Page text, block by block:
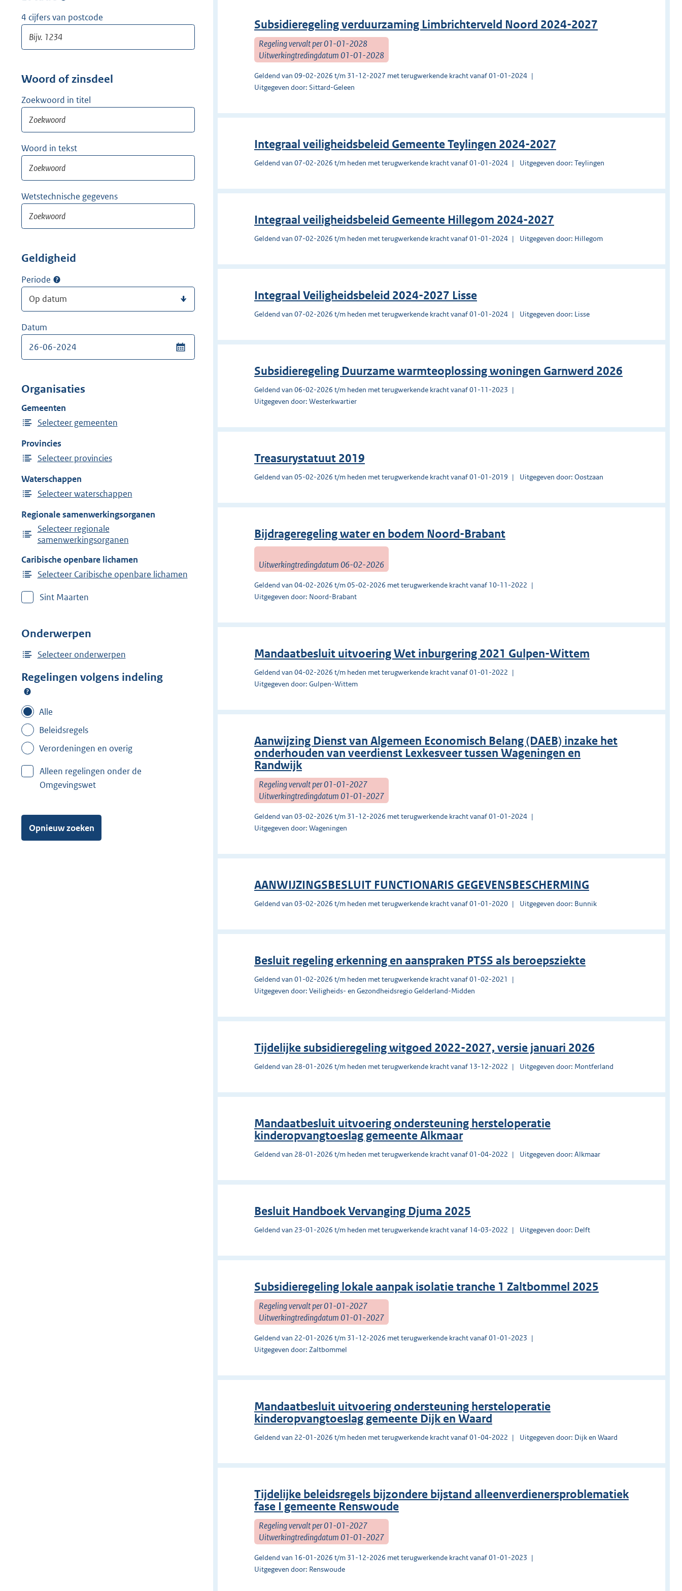
i
4 cijfers van postcode
Woord of zinsdeel
Zoekwoord in titel
Woord in tekst
Wetstechnische gegevens
Geldigheid
Periode
Datum
Organisaties
Gemeenten
Selecteer gemeenten
Provincies
Selecteer provincies
Waterschappen
Selecteer waterschappen
Regionale samenwerkingsorganen
Selecteer regionale
samenwerkingsorganen
Caribische openbare lichamen
Selecteer Caribische openbare lichamen
Sint Maarten
Onderwerpen
Selecteer onderwerpen
Regelingen volgens indeling
Alle
Beleidsregels
Verordeningen en overig
Alleen regelingen onder de
Omgevingswet
Opnieuw zoeken
Subsidieregeling verduurzaming Limbrichterveld Noord 2024-2027
Regeling vervalt per 01-01-2028
Uitwerkingtredingdatum 01-01-2028
Geldend van 09-02-2026 t/m 31-12-2027 met terugwerkende kracht vanaf 01-01-2024
Uitgegeven door: Sittard-Geleen
Integraal veiligheidsbeleid Gemeente Teylingen 2024-2027
Geldend van 07-02-2026 t/m heden met terugwerkende kracht vanaf 01-01-2024 Uitgegeven door: Teylingen
Integraal veiligheidsbeleid Gemeente Hillegom 2024-2027
Geldend van 07-02-2026 t/m heden met terugwerkende kracht vanaf 01-01-2024 Uitgegeven door: Hillegom
Integraal Veiligheidsbeleid 2024-2027 Lisse
Geldend van 07-02-2026 t/m heden met terugwerkende kracht vanaf 01-01-2024 Uitgegeven door: Lisse
Subsidieregeling Duurzame warmteoplossing woningen Garnwerd 2026
Geldend van 06-02-2026 t/m heden met terugwerkende kracht vanaf 01-11-2023
Uitgegeven door: Westerkwartier
Treasurystatuut 2019
Geldend van 05-02-2026 t/m heden met terugwerkende kracht vanaf 01-01-2019 Uitgegeven door: Oostzaan
Bijdrageregeling water en bodem Noord-Brabant
Uitwerkingtredingdatum 06-02-2026
Geldend van 04-02-2026 t/m 05-02-2026 met terugwerkende kracht vanaf 10-11-2022
Uitgegeven door: Noord-Brabant
Mandaatbesluit uitvoering Wet inburgering 2021 Gulpen-Wittem
Geldend van 04-02-2026 t/m heden met terugwerkende kracht vanaf 01-01-2022
Uitgegeven door: Gulpen-Wittem
Aanwijzing Dienst van Algemeen Economisch Belang (DAEB) inzake het
onderhouden van veerdienst Lexkesveer tussen Wageningen en
Randwijk
Regeling vervalt per 01-01-2027
Uitwerkingtredingdatum 01-01-2027
Geldend van 03-02-2026 t/m 31-12-2026 met terugwerkende kracht vanaf 01-01-2024
Uitgegeven door: Wageningen
AANWIJZINGSBESLUIT FUNCTIONARIS GEGEVENSBESCHERMING
Geldend van 03-02-2026 t/m heden met terugwerkende kracht vanaf 01-01-2020 Uitgegeven door: Bunnik
Besluit regeling erkenning en aanspraken PTSS als beroepsziekte
Geldend van 01-02-2026 t/m heden met terugwerkende kracht vanaf 01-02-2021
Uitgegeven door: Veiligheids- en Gezondheidsregio Gelderland-Midden
Tijdelijke subsidieregeling witgoed 2022-2027, versie januari 2026
Geldend van 28-01-2026 t/m heden met terugwerkende kracht vanaf 13-12-2022 Uitgegeven door: Montferland
Mandaatbesluit uitvoering ondersteuning hersteloperatie
kinderopvangtoeslag gemeente Alkmaar
Geldend van 28-01-2026 t/m heden met terugwerkende kracht vanaf 01-04-2022 Uitgegeven door: Alkmaar
Besluit Handboek Vervanging Djuma 2025
Geldend van 23-01-2026 t/m heden met terugwerkende kracht vanaf 14-03-2022 Uitgegeven door: Delft
Subsidieregeling lokale aanpak isolatie tranche 1 Zaltbommel 2025
Regeling vervalt per 01-01-2027
Uitwerkingtredingdatum 01-01-2027
Geldend van 22-01-2026 t/m 31-12-2026 met terugwerkende kracht vanaf 01-01-2023
Uitgegeven door: Zaltbommel
Mandaatbesluit uitvoering ondersteuning hersteloperatie
kinderopvangtoeslag gemeente Dijk en Waard
Geldend van 22-01-2026 t/m heden met terugwerkende kracht vanaf 01-04-2022 Uitgegeven door: Dijk en Waard
Tijdelijke beleidsregels bijzondere bijstand alleenverdienersproblematiek
fase I gemeente Renswoude
Regeling vervalt per 01-01-2027
Uitwerkingtredingdatum 01-01-2027
Geldend van 16-01-2026 t/m 31-12-2026 met terugwerkende kracht vanaf 01-01-2023
Uitgegeven door: Renswoude